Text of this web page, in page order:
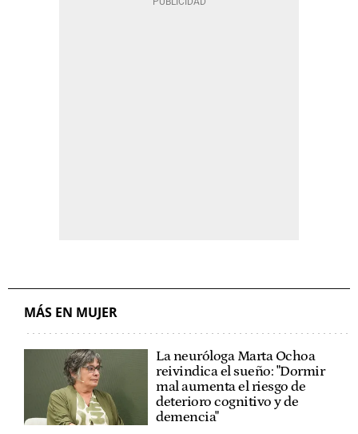
MÁS EN MUJER
La neuróloga Marta Ochoa
reivindica el sueño: "Dormir
mal aumenta el riesgo de
deterioro cognitivo y de
demencia"